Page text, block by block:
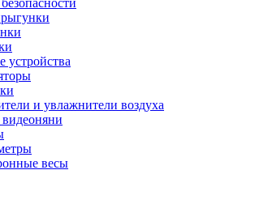
устройства
и увлажнители воздуха
весы